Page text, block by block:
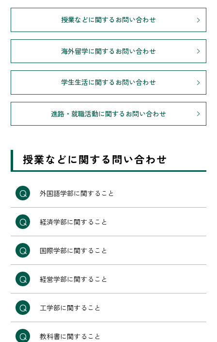
授業などに関するお問い合わせ
海外留学に関するお問い合わせ
学生生活に関するお問い合わせ
進路・就職活動に関するお問い合わせ
授業などに関する問い合わせ
外国語学部に関すること
経済学部に関すること
国際学部に関すること
経営学部に関すること
工学部に関すること
教科書に関すること